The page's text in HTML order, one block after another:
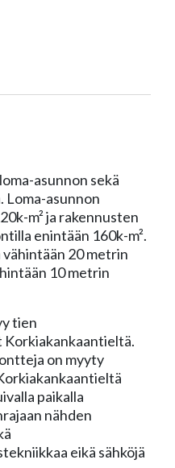
asunnon sekä
Loma-asunnon
m² ja rakennusten
enintään 160k-m².
20 metrin
10 metrin
tien
on myyty
paikalla
nähden
eikä sähköjä